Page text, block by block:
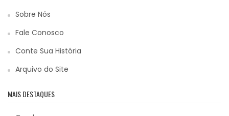
Sobre Nós
Fale Conosco
Conte Sua História
Arquivo do Site
MAIS DESTAQUES